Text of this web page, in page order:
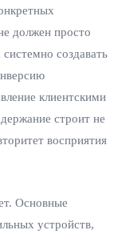
должен просто
создавать
клиентскими
строит не
восприятия
Основные
устройств,